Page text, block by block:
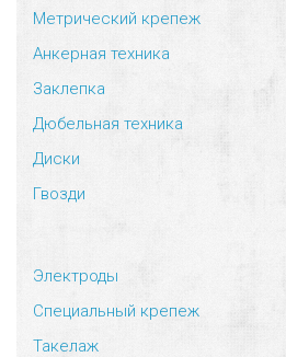
Метрический крепеж
Анкерная техника
Заклепка
Дюбельная техника
Диски
Гвозди
Электроды
Специальный крепеж
Такелаж